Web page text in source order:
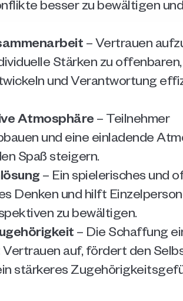
besser zu bewältigen und
– Vertrauen
Stärken zu
und Verantwortung
Atmosphäre – Teilnehmer
und eine einladende
Spaß steigern.
– Ein spielerisches und
Denken und hilft
zu bewältigen.
– Die Schaffung
auf, fördert den
stärkeres